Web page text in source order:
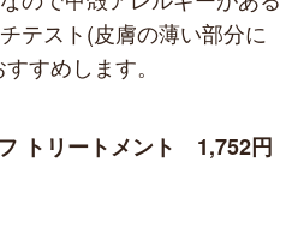
テスト(皮膚の薄い部分に
すめします。
トリートメント 1,752円